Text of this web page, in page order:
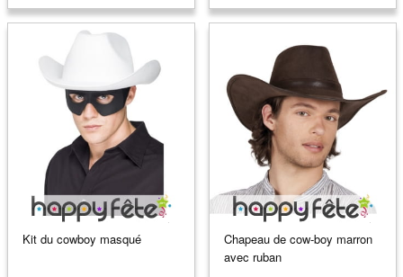
Kit du cowboy masqué
Chapeau de cow-boy marron
avec ruban